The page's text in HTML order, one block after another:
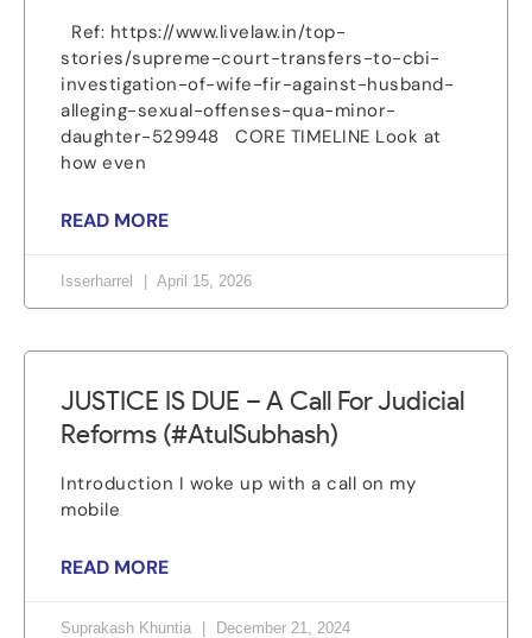
Ref: https://www.livelaw.in/top-
stories/supreme-court-transfers-to-cbi-
investigation-of-wife-fir-against-husband-
alleging-sexual-offenses-qua-minor-
daughter-529948 CORE TIMELINE Look at
how even
READ MORE
Isserharrel April 15, 2026
JUSTICE IS DUE – A Call For Judicial
Reforms (#AtulSubhash)
Introduction I woke up with a call on my
mobile
READ MORE
Suprakash Khuntia December 21, 2024